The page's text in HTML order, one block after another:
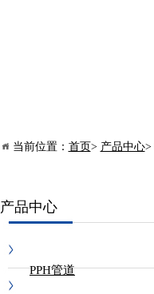
当前位置： 首页> 产品中心>
产品中心
PPH管道